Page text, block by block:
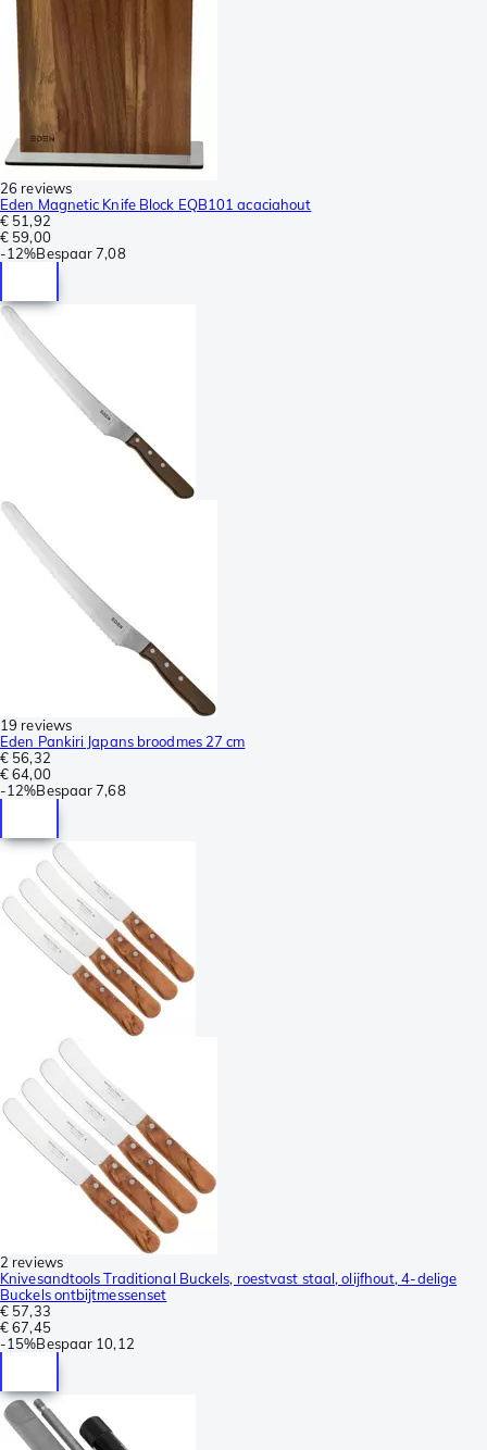
26 reviews
Eden Magnetic Knife Block EQB101 acaciahout
€ 51,92
€ 59,00
-12%Bespaar 7,08
19 reviews
Eden Pankiri Japans broodmes 27 cm
€ 56,32
€ 64,00
-12%Bespaar 7,68
2 reviews
Knivesandtools Traditional Buckels, roestvast staal, olijfhout, 4-delige
Buckels ontbijtmessenset
€ 57,33
€ 67,45
-15%Bespaar 10,12